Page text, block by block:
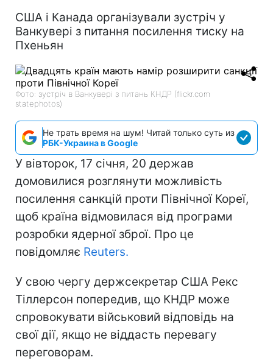
США і Канада організували зустріч у
Ванкувері з питання посилення тиску на
Пхеньян
Фото: зустріч в Ванкувері з питань КНДР (flickr.com
statephotos)
Не трать время на шум! Читай только суть из
РБК-Украина в Google
У вівторок, 17 січня, 20 держав
домовилися розглянути можливість
посилення санкцій проти Північної Кореї,
щоб країна відмовилася від програми
розробки ядерної зброї. Про це
повідомляє Reuters.
У свою чергу держсекретар США Рекс
Тіллерсон попередив, що КНДР може
спровокувати військовий відповідь на
свої дії, якщо не віддасть перевагу
переговорам.